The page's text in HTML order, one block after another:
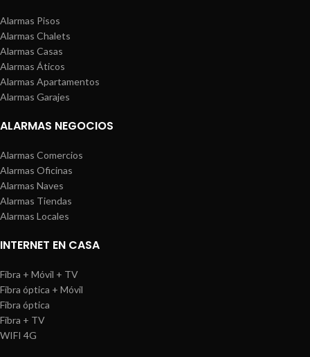
Alarmas Pisos
Alarmas Chalets
Alarmas Casas
Alarmas Áticos
Alarmas Apartamentos
Alarmas Garajes
ALARMAS NEGOCIOS
Alarmas Comercios
Alarmas Oficinas
Alarmas Naves
Alarmas Tiendas
Alarmas Locales
INTERNET EN CASA
Fibra + Móvil + TV
Fibra óptica + Móvil
Fibra óptica
Fibra + TV
WIFI 4G